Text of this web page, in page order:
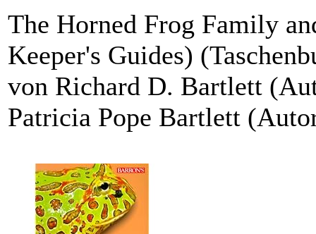
The Horned Frog Family
Keeper's Guides)
von Richard D. Bartlett
Patricia Pope Bartlett